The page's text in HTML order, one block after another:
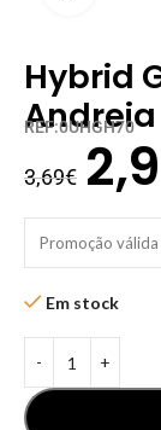
Hybrid
Andreia
REF:0UHGH70
3,69€
Promoção
Em stock